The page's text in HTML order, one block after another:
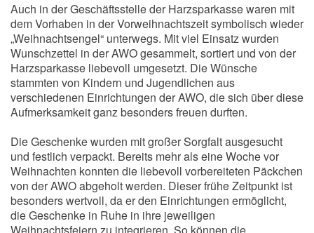
Auch in der Geschäftsstelle der Harzsparkasse waren mit
dem Vorhaben in der Vorweihnachtszeit symbolisch wieder
„Weihnachtsengel“ unterwegs. Mit viel Einsatz wurden
Wunschzettel in der AWO gesammelt, sortiert und von der
Harzsparkasse liebevoll umgesetzt. Die Wünsche
stammten von Kindern und Jugendlichen aus
verschiedenen Einrichtungen der AWO, die sich über diese
Aufmerksamkeit ganz besonders freuen durften.
Die Geschenke wurden mit großer Sorgfalt ausgesucht
und festlich verpackt. Bereits mehr als eine Woche vor
Weihnachten konnten die liebevoll vorbereiteten Päckchen
von der AWO abgeholt werden. Dieser frühe Zeitpunkt ist
besonders wertvoll, da er den Einrichtungen ermöglicht,
die Geschenke in Ruhe in ihre jeweiligen